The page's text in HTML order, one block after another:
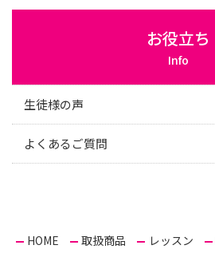
お役立ち
Info
生徒様の声
よくあるご質問
HOME 取扱商品 レッスン